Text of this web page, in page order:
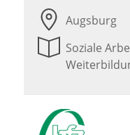
Augsburg
Soziale